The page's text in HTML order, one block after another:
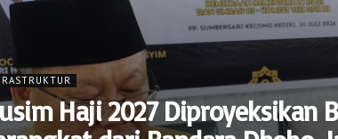
Haji 2027 Diproyeksikan